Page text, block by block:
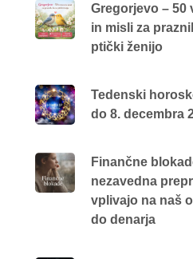
Gregorjevo – 50
in misli za
ptički ženijo
Tedenski
do 8. decembra
Finančne
nezavedna
vplivajo na naš
do denarja